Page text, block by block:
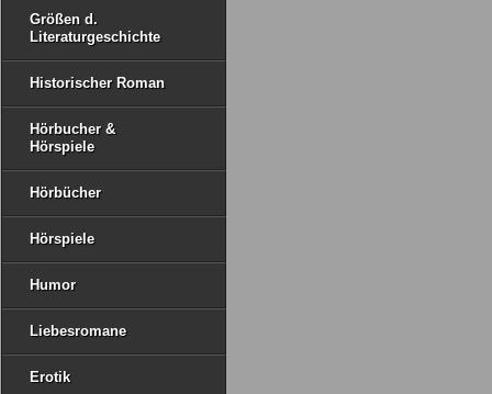
Größen d.
Literaturgeschichte
Historischer Roman
Hörbucher &
Hörspiele
Hörbücher
Hörspiele
Humor
Liebesromane
Erotik